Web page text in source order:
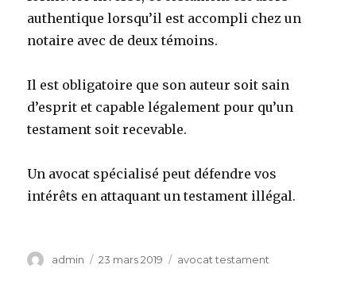
authentique lorsqu’il est accompli chez un
notaire avec de deux témoins.
Il est obligatoire que son auteur soit sain
d’esprit et capable légalement pour qu’un
testament soit recevable.
Un avocat spécialisé peut défendre vos
intérêts en attaquant un testament illégal.
Auteur
admin
Publié
23 mars 2019 Catégories
avocat testament